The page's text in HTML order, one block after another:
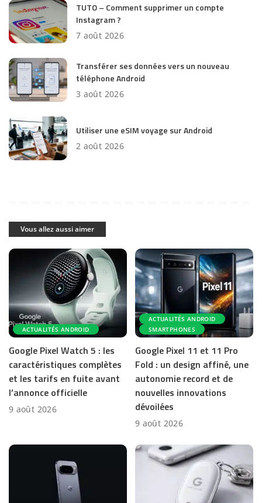
TUTO – Comment supprimer un compte
Instagram ?
7 août 2026
Transférer ses données vers un nouveau
téléphone Android
3 août 2026
Utiliser une eSIM voyage sur Android
2 août 2026
Vous allez aussi aimer
ACTUALITÉS ANDROID
Google Pixel Watch 5 : les
caractéristiques complètes
et les tarifs en fuite avant
l’annonce officielle
9 août 2026
ACTUALITÉS ANDROID
SMARTPHONES
Google Pixel 11 et 11 Pro
Fold : un design affiné, une
autonomie record et de
nouvelles innovations
dévoilées
9 août 2026